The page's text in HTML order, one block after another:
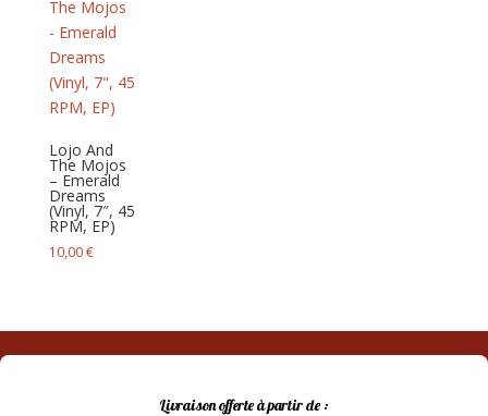
Lojo And
The Mojos
– Emerald
Dreams
(Vinyl, 7″, 45
RPM, EP)
10,00€
Livraison offerte à partir de :